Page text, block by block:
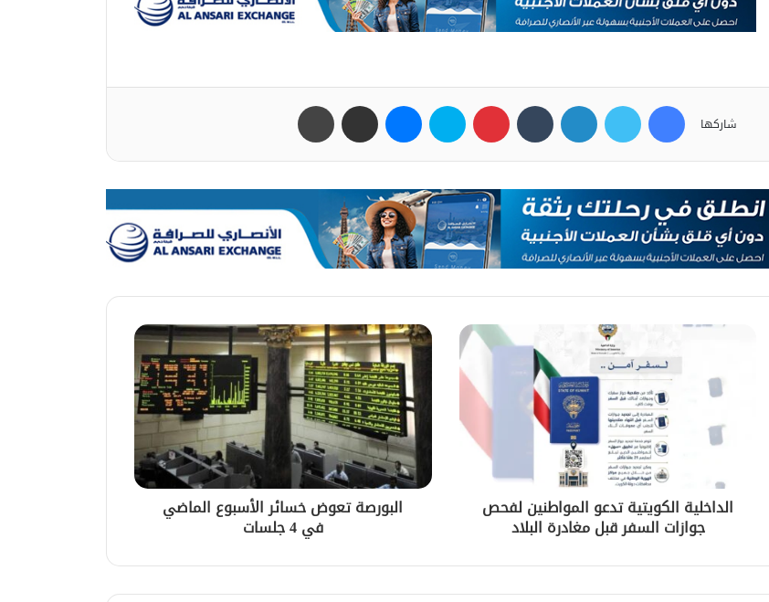
شاركها
فيسبوك تويتر لينكدإن بينتيريست سكايب ماسنجر مشاركة عبر البريد
الداخلية الكويتية تدعو المواطنين لفحص
جوازات السفر قبل مغادرة البلاد
البورصة تعوض خسائر الأسبوع الماضي
في 4 جلسات